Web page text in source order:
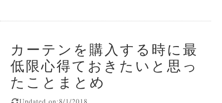
カーテンを購入する時に最
低限心得ておきたいと思っ
たことまとめ